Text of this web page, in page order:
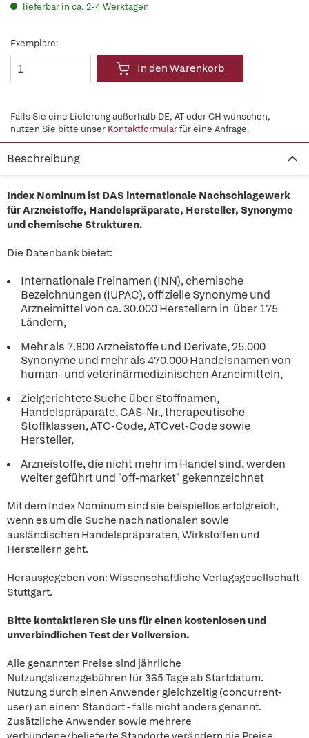
lieferbar in ca. 2-4 Werktagen
Exemplare:
In den Warenkorb
Falls Sie eine Lieferung außerhalb DE, AT oder CH wünschen,
nutzen Sie bitte unser Kontaktformularfür eine Anfrage.
Beschreibung
Index Nominum ist DAS internationale Nachschlagewerk
für Arzneistoffe, Handelspräparate, Hersteller, Synonyme
und chemische Strukturen.
Die Datenbank bietet:
Internationale Freinamen (INN), chemische
Bezeichnungen (IUPAC), offizielle Synonyme und
Arzneimittel von ca. 30.000 Herstellern in über 175
Ländern,
Mehr als 7.800 Arzneistoffe und Derivate, 25.000
Synonyme und mehr als 470.000 Handelsnamen von
human- und veterinärmedizinischen Arzneimitteln,
Zielgerichtete Suche über Stoffnamen,
Handelspräparate, CAS-Nr., therapeutische
Stoffklassen, ATC-Code, ATCvet-Code sowie
Hersteller,
Arzneistoffe, die nicht mehr im Handel sind, werden
weiter geführt und "off-market" gekennzeichnet
Mit dem Index Nominum sind sie beispiellos erfolgreich,
wenn es um die Suche nach nationalen sowie
ausländischen Handelspräparaten, Wirkstoffen und
Herstellern geht.
Herausgegeben von: Wissenschaftliche Verlagsgesellschaft
Stuttgart.
Bitte kontaktieren Sie uns für einen kostenlosen und
unverbindlichen Test der Vollversion.
Alle genannten Preise sind jährliche
Nutzungslizenzgebühren für 365 Tage ab Startdatum.
Nutzung durch einen Anwender gleichzeitig (concurrent-
user) an einem Standort - falls nicht anders genannt.
Zusätzliche Anwender sowie mehrere